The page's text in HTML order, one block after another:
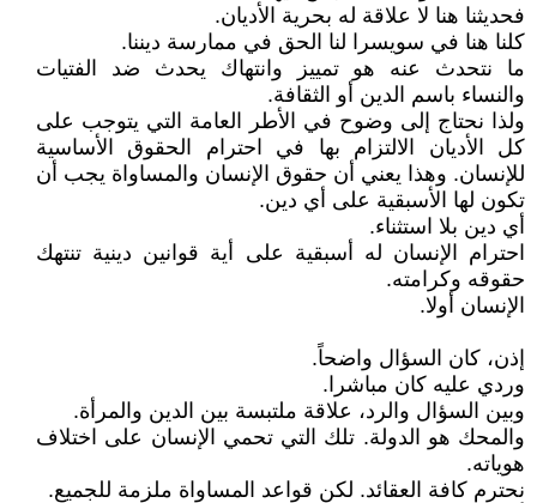
فحديثنا هنا لا علاقة له بحرية الأديان.
كلنا هنا في سويسرا لنا الحق في ممارسة ديننا.
ما نتحدث عنه هو تمييز وانتهاك يحدث ضد الفتيات
والنساء باسم الدين أو الثقافة.
ولذا نحتاج إلى وضوح في الأطر العامة التي يتوجب على
كل الأديان الالتزام بها في احترام الحقوق الأساسية
للإنسان. وهذا يعني أن حقوق الإنسان والمساواة يجب أن
تكون لها الأسبقية على أي دين.
أي دين بلا استثناء.
احترام الإنسان له أسبقية على أية قوانين دينية تنتهك
حقوقه وكرامته.
الإنسان أولا.
إذن، كان السؤال واضحاً.
وردي عليه كان مباشرا.
وبين السؤال والرد، علاقة ملتبسة بين الدين والمرأة.
والمحك هو الدولة. تلك التي تحمي الإنسان على اختلاف
هوياته.
نحترم كافة العقائد. لكن قواعد المساواة ملزمة للجميع.